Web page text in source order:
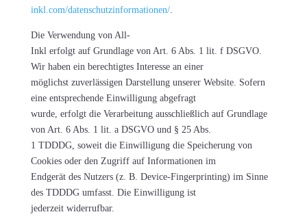
inkl.com/datenschutzinformationen/.
Die Verwendung von All-
Inkl erfolgt auf Grundlage von Art. 6 Abs. 1 lit. f DSGVO.
Wir haben ein berechtigtes Interesse an einer
möglichst zuverlässigen Darstellung unserer Website. Sofern
eine entsprechende Einwilligung abgefragt
wurde, erfolgt die Verarbeitung ausschließlich auf Grundlage
von Art. 6 Abs. 1 lit. a DSGVO und § 25 Abs.
1 TDDDG, soweit die Einwilligung die Speicherung von
Cookies oder den Zugriff auf Informationen im
Endgerät des Nutzers (z. B. Device-Fingerprinting) im Sinne
des TDDDG umfasst. Die Einwilligung ist
jederzeit widerrufbar.